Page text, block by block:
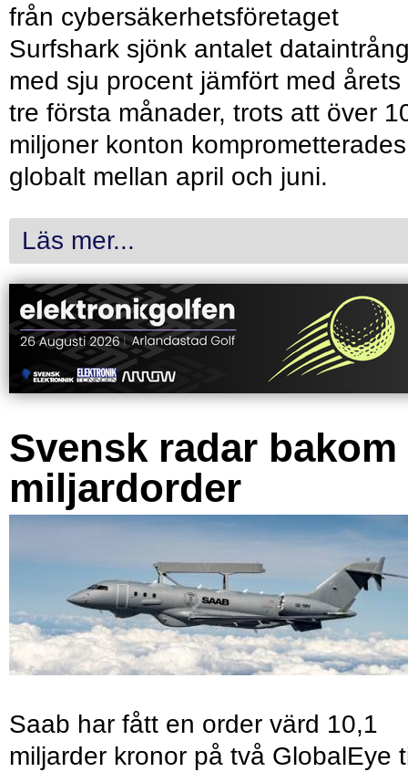
från cybersäkerhetsföretaget
Surfshark sjönk antalet
med sju procent jämfört med årets
tre första månader, trots att över
miljoner konton komprometterades
globalt mellan april och juni.
Läs mer...
Svensk radar bakom
miljardorder
Saab har fått en order värd 10,1
miljarder kronor på två GlobalEye